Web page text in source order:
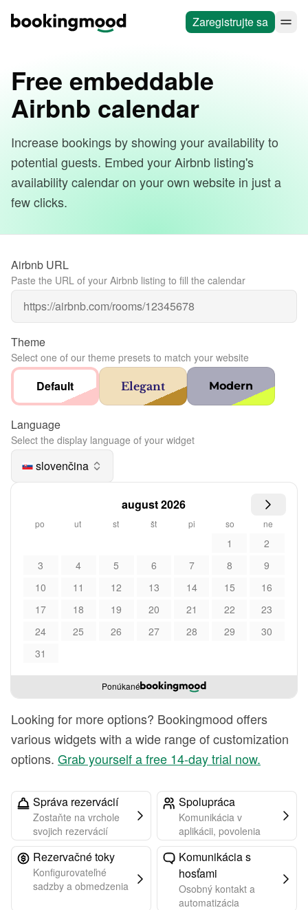
Zaregistrujte sa
Free embeddable
Airbnb calendar
Increase bookings by showing your availability to
potential guests. Embed your Airbnb listing's
availability calendar on your own website in just a
few clicks.
Airbnb URL
Paste the URL of your Airbnb listing to fill the calendar
Theme
Select one of our theme presets to match your website
Default Elegant Modern
Language
Select the display language of your widget
slovenčina
august 2026
po ut st št pi so ne
1
2
3
4 5 6 7 8
9
10
11 12 13 14 15
16
17
18 19 20 21 22
23
24
25 26 27 28 29
30
31
Ponúkané
Looking for more options? Bookingmood offers
various widgets with a wide range of customization
options. Grab yourself a free 14-day trial now.
Správa rezervácií
Zostaňte na vrchole
svojich rezervácií
Spolupráca
Komunikácia v
aplikácii, povolenia
Rezervačné toky
Konfigurovateľné
sadzby a obmedzenia
Komunikácia s
hosťami
Osobný kontakt a
automatizácia